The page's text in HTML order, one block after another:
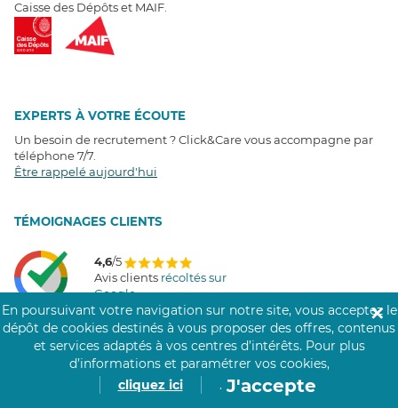
Caisse des Dépôts et MAIF.
EXPERTS À VOTRE ÉCOUTE
Un besoin de recrutement ? Click&Care vous accompagne par
téléphone 7/7
Être rappelé aujourd'hui
TÉMOIGNAGES CLIENTS
4,6/5
Avis clients récoltés sur
Google
COMMUNAUTÉ CLICK&CARE
En poursuivant votre navigation sur notre site, vous acceptez le
dépôt de cookies destinés à vous proposer des offres, contenus
et services adaptés à vos centres d’intérêts. Pour plus
d’informations et paramétrer vos cookies,
cliquez ici
. J'accepte
✕